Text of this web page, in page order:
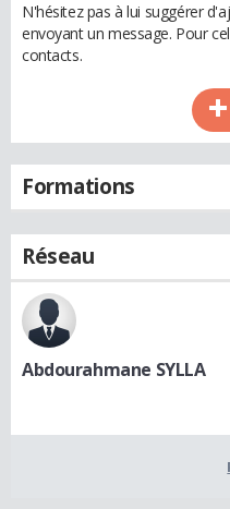
N'hésitez pas à lui suggérer
envoyant un message. Pour
contacts.
Formations
Réseau
Abdourahmane SYLLA